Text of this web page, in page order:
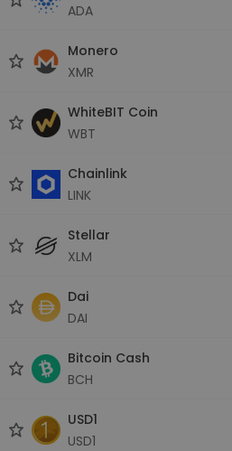
ADA
Monero
XMR
WhiteBIT Coin
WBT
Chainlink
LINK
Stellar
XLM
Dai
DAI
Bitcoin Cash
BCH
USD1
USD1